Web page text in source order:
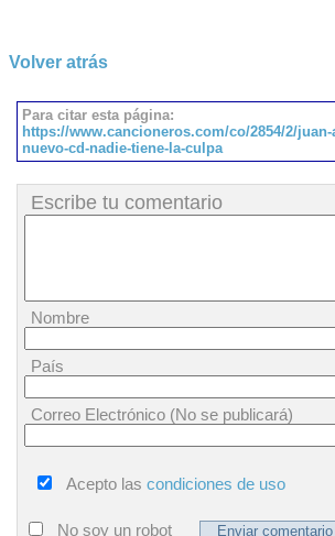
Volver atrás
Para citar esta página:
https://www.cancioneros.com/co/2854/2/juan-
nuevo-cd-nadie-tiene-la-culpa
Escribe tu comentario
Nombre
País
Correo Electrónico (No se publicará)
Acepto las condiciones de uso
No soy un robot